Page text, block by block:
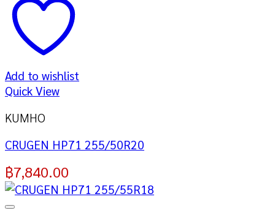
Add to wishlist
Quick View
KUMHO
CRUGEN HP71 255/50R20
฿7,840.00